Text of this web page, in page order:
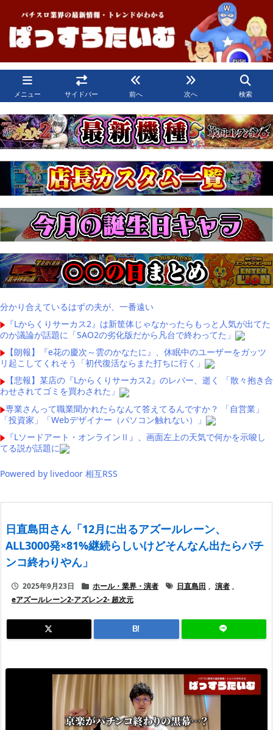
メニュー サイドバー 前へ 次へ 検索
分かり合えているはずの夫が、一番遠い
『Lからくりサーカス2』は新筐体じゃなかったらもっと人気が出てた
のか議論が話題に「SAO2の劣化版だから凡台で終わってた」
【朗報】『e花の慶次～雲のかなたに』、休眠中のユーザーをガッツ
リ起こしてくれそう「初代復活ならまた打ちに行く」
【悲報】某店の『Lからくりサーカス2』のレバー、逝く 「散々抱き合
わせされてゴミを買わされた」
専業さんって職業聞かれたらなんて答えてるんですか？ 「自営業」
「投資家」「Webデザイナー（パソコン触れない）」
『Lソードアート・オンラインⅡ』、画面左上の天気で何かを示唆し
てる説が話題に
Powered by livedoor 相互RSS
日直島田さん「12月に出るアズールレーン、
ALL3000発×81%継続らしいけどそんなん出たらパチ
ンコ終わりやん」
2025年9月23日 ホール・業界・演者 日直島田 , 演者 ,
eアズールレーン2-アズレン2- 超次元
B!